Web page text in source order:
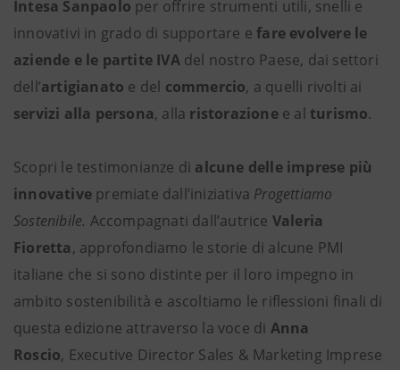
Intesa Sanpaolo per offrire strumenti utili, snelli e
innovativi in grado di supportare e fare evolvere le
aziende e le partite IVA del nostro Paese, dai settori
dell’artigianato e del commercio, a quelli rivolti ai
servizi alla persona, alla ristorazionee al turismo.
Scopri le testimonianze di alcune delle imprese più
innovative premiate dall’iniziativa Progettiamo
Sostenibile. Accompagnati dall’autrice Valeria
Fioretta, approfondiamo le storie di alcune PMI
italiane che si sono distinte per il loro impegno in
ambito sostenibilità e ascoltiamo le riflessioni finali di
questa edizione attraverso la voce di Anna
Roscio, Executive Director Sales & Marketing Imprese